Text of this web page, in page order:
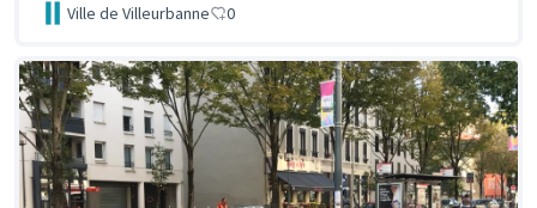
Ville de Villeurbanne 0